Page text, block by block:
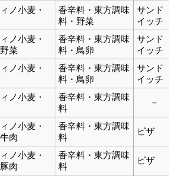
ノ小麦・
香辛料・東方調味
料・野菜
サンド
イッチ
ノ小麦・
菜
香辛料・東方調味
料・鳥卵
サンド
イッチ
ノ小麦・
香辛料・東方調味
料・鳥卵
サンド
イッチ
ノ小麦・
香辛料・東方調味
料
－
ノ小麦・
肉
香辛料・東方調味
料
ピザ
ノ小麦・
肉
香辛料・東方調味
料
ピザ